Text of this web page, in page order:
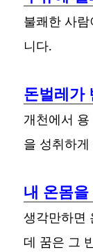
불쾌한 사
니다.
돈벌레가
개천에서
을 성취하
내 온몸
생각만하면
데 꿈은 그